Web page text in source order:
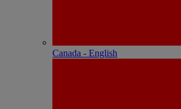
Canada - English